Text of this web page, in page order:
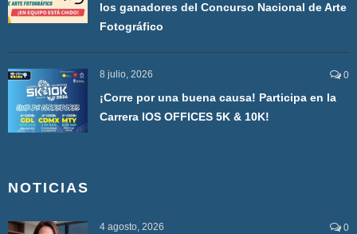
los ganadores del Concurso Nacional de Arte
Fotográfico
8 julio, 2026 0
¡Corre por una buena causa! Participa en la
Carrera IOS OFFICES 5K & 10K!
NOTICIAS
4 agosto, 2026 0